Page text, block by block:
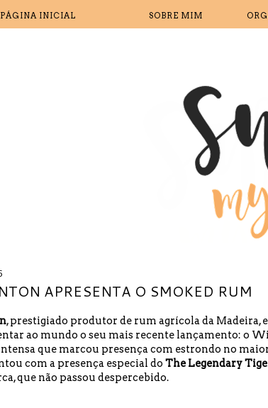
PÁGINA INICIAL SOBRE MIM
APRESENTA O SMOKED RUM
, prestigiado produtor de rum agrícola da Madeira,
ao mundo o seu mais recente lançamento: o
que marcou presença com estrondo no
com a presença especial do The Legendary
que não passou despercebido.